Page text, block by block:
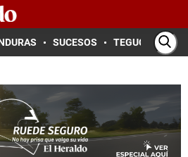
SUCESOS TEGUCIGALPA